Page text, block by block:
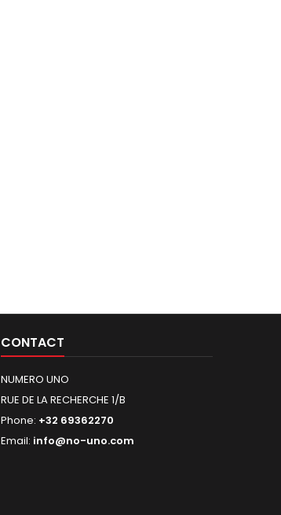
CONTACT
NUMERO UNO
RUE DE LA RECHERCHE 1/B
Phone: +32 69362270
Email: info@no-uno.com